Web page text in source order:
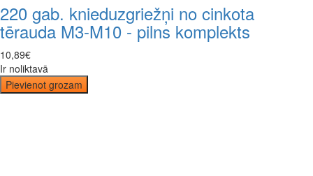
220 gab. knieduzgriežņi no cinkota
tērauda M3-M10 - pilns komplekts
10,89€
Ir noliktavā
Pievienot grozam